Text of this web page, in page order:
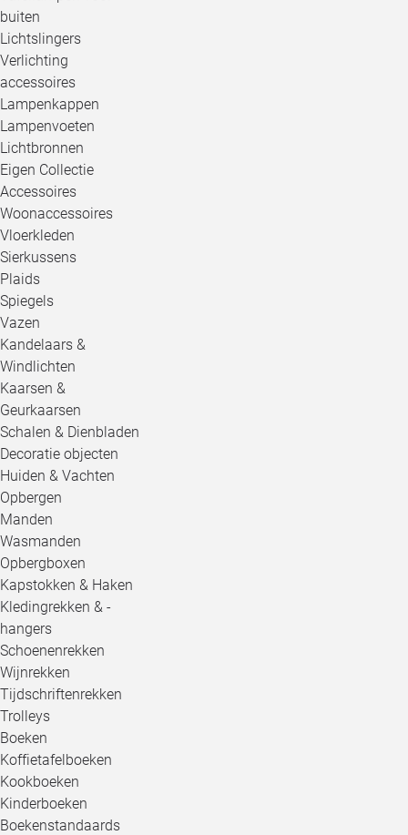
buiten
Lichtslingers
Verlichting
accessoires
Lampenkappen
Lampenvoeten
Lichtbronnen
Eigen Collectie
Accessoires
Woonaccessoires
Vloerkleden
Sierkussens
Plaids
Spiegels
Vazen
Kandelaars &
Windlichten
Kaarsen &
Geurkaarsen
Schalen & Dienbladen
Decoratie objecten
Huiden & Vachten
Opbergen
Manden
Wasmanden
Opbergboxen
Kapstokken & Haken
Kledingrekken & -
hangers
Schoenenrekken
Wijnrekken
Tijdschriftenrekken
Trolleys
Boeken
Koffietafelboeken
Kookboeken
Kinderboeken
Boekenstandaards